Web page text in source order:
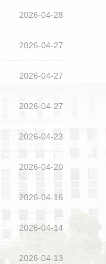
2026-04-28
2026-04-27
2026-04-27
2026-04-27
2026-04-23
2026-04-20
2026-04-16
2026-04-14
2026-04-13